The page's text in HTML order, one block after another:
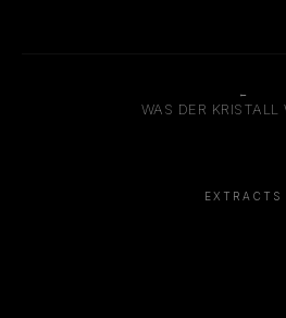
←
WAS DER KRISTALL
EXTRACTS